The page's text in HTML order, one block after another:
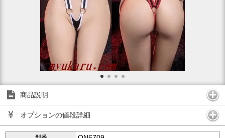
商品説明
オプションの値段詳細